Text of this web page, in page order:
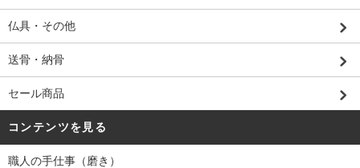
仏具・その他
送骨・納骨
セール商品
コンテンツを見る
職人の手仕事（磨き）